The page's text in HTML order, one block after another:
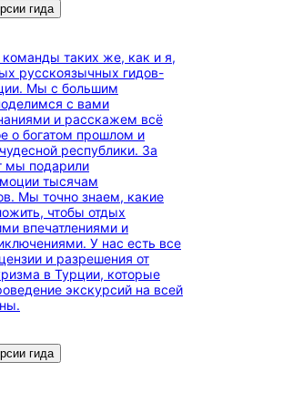
гида
команды таких же, как и я,
русскоязычных гидов-
Мы с большим
с вами
и расскажем всё
о богатом прошлом и
республики. За
мы подарили
тысячам
Мы точно знаем, какие
чтобы отдых
впечатлениями и
У нас есть все
и разрешения от
в Турции, которые
экскурсий на всей
гида